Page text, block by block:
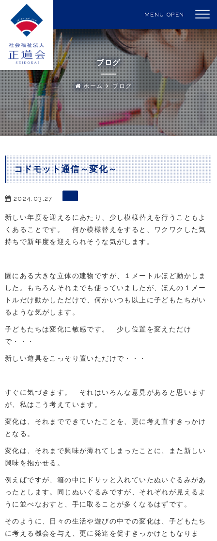
MENU OPEN
ブログ
ホーム ブログ
コドモット通信～変化～
2024.03.27
新しい年度を迎えるにあたり、少し模様替えを行うこともよ
くあることです。 何か模様替えをすると、ワクワクした気
持ちで新年度を迎えられそうな気がします。
園にある大きな立体の建物ですが、１メートルほど動かしま
した。もちろんそれまでも使っていましたが、ほんの１メー
トルだけ動かしただけで、何かいつも以上に子どもたちがい
るような気がします。
子どもたちは変化に敏感です。 少し位置を変えただけ
で・・・
新しい遊具をこっそり置いただけで・・・
すぐに気づきます。 それはいろんな意見があると思います
が、私はこう考えています。
変化は、それまでできていたことを、更に考え直すきっかけ
となる。
変化は、それまで興味が薄れてしまったことに、また新しい
興味を抱かせる。
例えばですが、箱の中にドサッと入れていたぬいぐるみがあ
ったとします。同じぬいぐるみですが、それぞれが見えるよ
うに並べなおすと、手に取ることが多くなるはずです。
そのように、日々の生活や遊びの中での変化は、子どもたち
に考える機会を与え、更に発達を促すきっかけともなりま